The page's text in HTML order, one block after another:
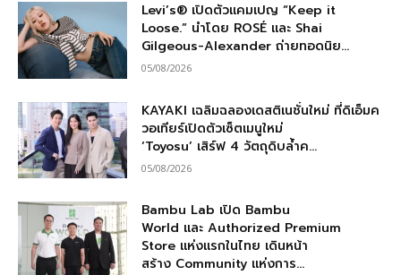
Levi’s® เปิดตัวแคมเปญ “Keep it
Loose.” นำโดย ROSÉ และ Shai
Gilgeous-Alexander ถ่ายทอดนิย...
05/08/2026
KAYAKI เฉลิมฉลองเดสติเนชั่นใหม่ ที่ดิเอ็มค
วอเทียร์เปิดตัวเซ็ตเมนูใหม่
‘Toyosu’ เสิร์ฟ 4 วัตถุดิบล้ำค...
05/08/2026
Bambu Lab เปิด Bambu
World และ Authorized Premium
Store แห่งแรกในไทย เดินหน้า
สร้าง Community แห่งการ...